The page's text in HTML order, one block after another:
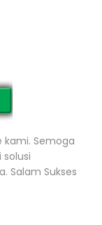
kami. Semoga
Salam Sukses